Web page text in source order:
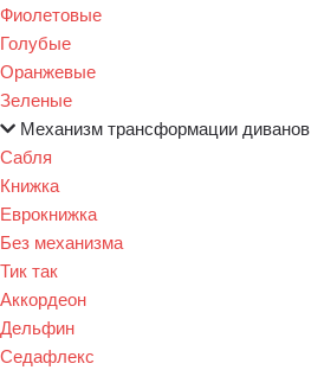
Фиолетовые
Голубые
Оранжевые
Зеленые
Механизм трансформации диванов
Сабля
Книжка
Еврокнижка
Без механизма
Тик так
Аккордеон
Дельфин
Седафлекс